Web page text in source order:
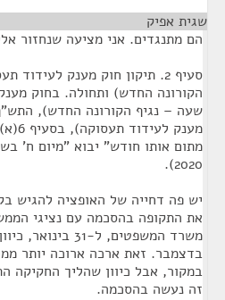
שגית אפיק
הם מתנגדים. אני מציעה שנחזור
סעיף 2. תיקון חוק מענק
הקורונה החדש) ותחולה. בחוק
2020).
יש פה דחייה של האופציה להגיש
את התקופה בהסכמה עם נציגי
בדצמבר. זאת ארכה ארוכה יותר
במקור, אבל כיוון שהליך החקיקה
זה נעשה בהסכמה.